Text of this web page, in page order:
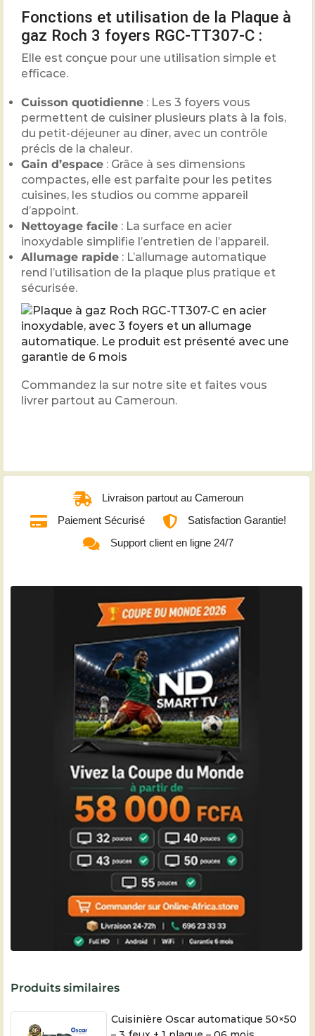
Fonctions et utilisation de la Plaque à
gaz Roch 3 foyers RGC-TT307-C :
Elle est conçue pour une utilisation simple et
efficace.
Cuisson quotidienne : Les 3 foyers vous
permettent de cuisiner plusieurs plats à la fois,
du petit-déjeuner au dîner, avec un contrôle
précis de la chaleur.
Gain d’espace : Grâce à ses dimensions
compactes, elle est parfaite pour les petites
cuisines, les studios ou comme appareil
d’appoint.
Nettoyage facile : La surface en acier
inoxydable simplifie l’entretien de l’appareil.
Allumage rapide : L’allumage automatique
rend l’utilisation de la plaque plus pratique et
sécurisée.
Commandez la sur notre site et faites vous
livrer partout au Cameroun.
Livraison partout au Cameroun
Paiement Sécurisé
Satisfaction Garantie!
Support client en ligne 24/7
Produits similaires
Cuisinière Oscar automatique 50×50